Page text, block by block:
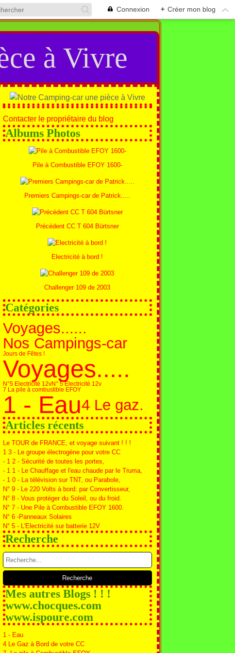
Connexion + Créer mon blog
à Vivre
Contacter le propriétaire du blog
Albums Photos
Pile à Combustible EFOY 1600-
Premiers Campings-car de Patrick.....
Précédent CC T 604 Bürtsner
Electricité à bord !
Challenger 109 de 2003
Catégories
Voyages......
Nos Campings-car
Jours de Fêtes !
Voyages.....
N°5 Electricité 12vN° 5 Electricité 12v
7 La pile à combustible EFOY
1 - Eau4 Le gaz.
Articles récents
Le TOUR de FRANCE, et voyage suivant ! ! !
1 3 - Le groupe électrogène pour votre CC
- 1 2 - Sécurité de toutes les portes,
- 1 1 - Le Chauffage et l'eau chaude par le Truma,
- 1 0 - La télévision sur TNT, ou Parabole,
N° 9 - Le 220 Volts à bord: par Convertisseur,
N° 8 - Vous protéger du Soleil, ou du froid.
N° 7 - Une Pile à Combustible EFOY 1600.
N° 6 -Panneaux Solaires
N° 5 - L'Electricité sur batterie 12V
Recherche
Mes autres Blogs ! ! !
www.chocques.com
www.ispoure.com
1 - Eau
4 Le Gaz à Bord de votre CC